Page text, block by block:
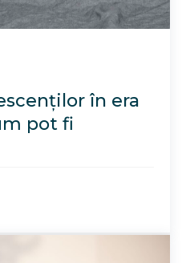
în era
pot fi